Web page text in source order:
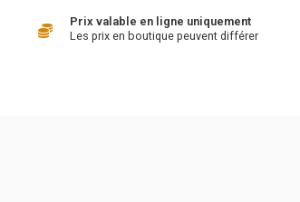
Prix valable en ligne uniquement
Les prix en boutique peuvent différer